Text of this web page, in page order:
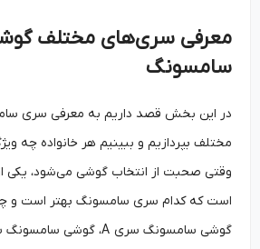
معرفی سری‌های مختلف
سامسونگ
در این بخش قصد داریم به معرفی سری
مختلف بپردازیم و ببینیم هر خانواده چه ویژگی‌ها
وقتی صحبت از انتخاب گوشی می‌شود، یکی از
است که کدام سری سامسونگ بهتر است و چه